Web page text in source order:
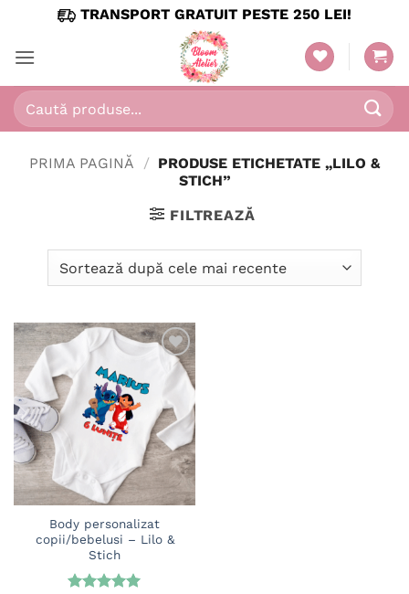
content
TRANSPORT GRATUIT PESTE 250 LEI!
Caută
după:
PRIMA PAGINĂ / PRODUSE ETICHETATE „LILO &
STICH”
FILTREAZĂ
Adaugă
în
wishlist
Body personalizat
copii/bebelusi – Lilo &
Stich